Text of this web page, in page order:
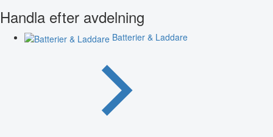
Handla efter avdelning
Batterier & Laddare